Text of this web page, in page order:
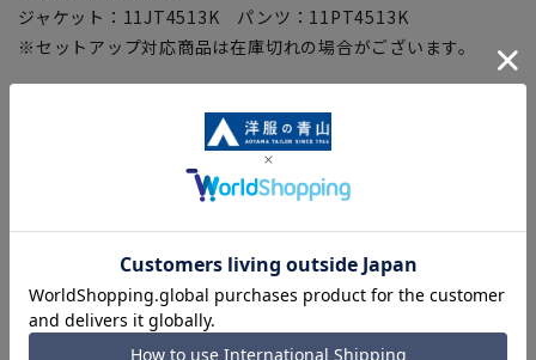
ジャケット：11JT4513K パンツ：11PT4513K
※セットアップ対応商品は在庫切れの場合がございます。
ご家庭で洗濯可能なウォッシャブル仕様・ネットに入れて洗濯
機またはシャワークリーンの2通りの洗濯可
■ストレッチ
シワができにくく窮屈感を軽減させる伸縮性のある素材を使用
■ストレッチ裏地
スカート裏にストレッチ裏地を使用、表地に追随した圧倒的伸